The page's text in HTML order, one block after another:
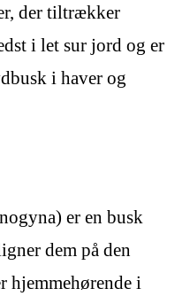
der tiltrækker
i let sur jord og er
i haver og
er en busk
dem på den
hjemmehørende i